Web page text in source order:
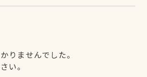
りませんでした。
い。